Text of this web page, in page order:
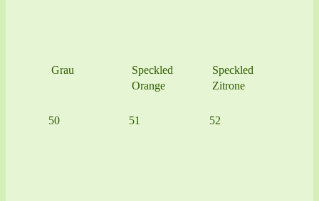
Grau
Speckled
Orange
Speckled
Zitrone
50 51 52